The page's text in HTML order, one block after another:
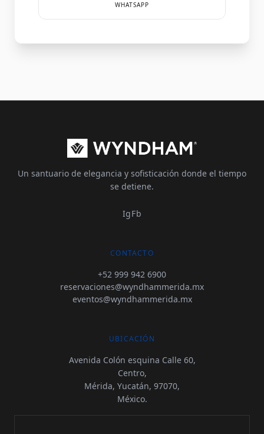
WHATSAPP
Un santuario de elegancia y sofisticación donde el tiempo
se detiene.
IgFb
CONTACTO
+52 999 942 6900
reservaciones@wyndhammerida.mx
eventos@wyndhammerida.mx
UBICACIÓN
Avenida Colón esquina Calle 60,
Centro,
Mérida, Yucatán, 97070,
México.